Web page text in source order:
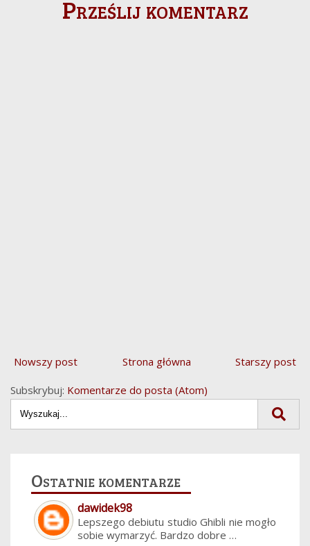
Prześlij komentarz
Nowszy post Starszy post
Strona główna
Subskrybuj: Komentarze do posta (Atom)
Ostatnie komentarze
dawidek98
Lepszego debiutu studio Ghibli nie mogło
sobie wymarzyć. Bardzo dobre …